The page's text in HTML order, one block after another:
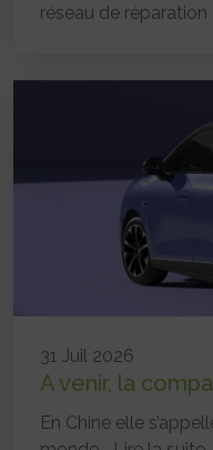
réseau de réparation
31 Juil 2026
A venir, la
En Chine elle